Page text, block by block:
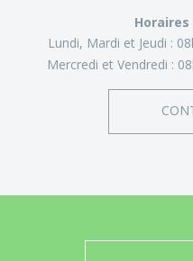
Lundi, Mardi et Jeudi :
Mercredi et Vendredi :